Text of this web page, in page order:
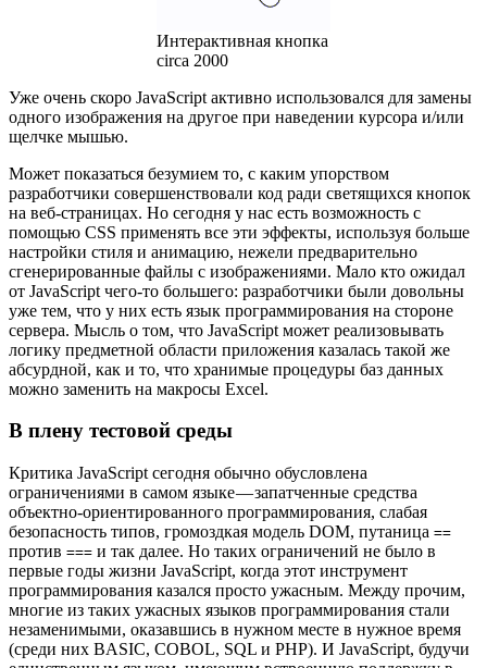
Интерактивная кнопка
circa 2000
Уже очень скоро JavaScript активно использовался для замены
одного изображения на другое при наведении курсора и/или
щелчке мышью.
Может показаться безумием то, с каким упорством
разработчики совершенствовали код ради светящихся кнопок
на веб-страницах. Но сегодня у нас есть возможность с
помощью CSS применять все эти эффекты, используя больше
настройки стиля и анимацию, нежели предварительно
сгенерированные файлы с изображениями. Мало кто ожидал
от JavaScript чего-то большего: разработчики были довольны
уже тем, что у них есть язык программирования на стороне
сервера. Мысль о том, что JavaScript может реализовывать
логику предметной области приложения казалась такой же
абсурдной, как и то, что хранимые процедуры баз данных
можно заменить на макросы Excel.
В плену тестовой среды
Критика JavaScript сегодня обычно обусловлена
ограничениями в самом языке — запатченные средства
объектно-ориентированного программирования, слабая
безопасность типов, громоздкая модель DOM, путаница ==
против === и так далее. Но таких ограничений не было в
первые годы жизни JavaScript, когда этот инструмент
программирования казался просто ужасным. Между прочим,
многие из таких ужасных языков программирования стали
незаменимыми, оказавшись в нужном месте в нужное время
(среди них BASIC, COBOL, SQL и PHP). И JavaScript, будучи